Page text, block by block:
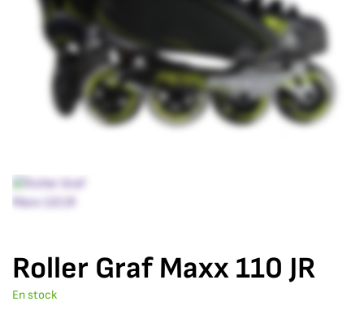
Roller Graf Maxx 110 JR
En stock